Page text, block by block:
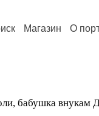
Магазин О
бабушка внукам